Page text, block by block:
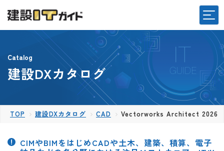
Catalog
建設DXカタログ
TOP 建設DXカタログ CAD Vectorworks Architect 2026
CIMやBIMをはじめCADや土木、建築、積算、電子